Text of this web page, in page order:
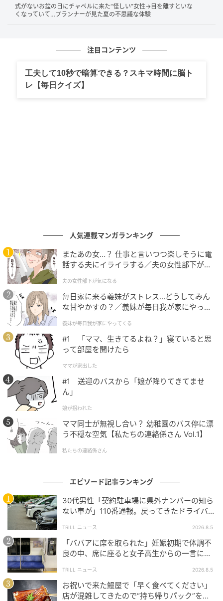
“子連れだから”は免罪符ではない
つく窓ガラス、座席周りに散らばる食べかす。謝罪の
一言もなく去っていったその家族に、Aさんの怒りはお
さまりませんでした。
けれど実際は、親は子どもそっちのけで大はしゃぎ。
胆したといいます。
子どもを理由にすべてを許す空気、ネット上でも少し
でも子連れを批判すれば「冷たい」「大人気ない」と
反論されることもある昨今。
公共の場では、さまざまな事情を持つ人々が共存して
います。予期せぬトラブルを防ぎ、誰もが気持ちよく
過ごすためには、思いやりやマナー、コミュニケーシ
ョンが不可欠なのではないでしょうか。
マナーは「立場」ではなく「思いやり」で測
るもの
Aさんの体験は、「誰かの特別な時間を、無神経な行
残してくれます。
子連れでも、そうでなくても、本来マナーとは「お互
いを思いやる心」が前提であるはず。
立場や状況に関係なく、「少しだけ譲ってもらえます
か？」というたった一言が、トラブルを回避し、誰か
の旅の思い出を守るカギになるかもしれません。
旅行も日常も、みんなが気持ちよく過ごせる場所であ
るために…小さな配慮を忘れずにいたいものです。
式がないお盆の日にチャペルに来た“怪しい”女性→目を離すといな
くなっていて…プランナーが見た夏の不思議な体験
注目コンテンツ
工夫して10秒で暗算できる？スキマ時間に脳ト
レ【毎日クイズ】
人気連載マンガランキング
またあの女…？ 仕事と言いつつ楽しそうに電
話する夫にイライラする／夫の女性部下が気
夫の女性部下が気になる
毎日家に来る義妹がストレス…どうしてみん
な甘やかすの？／義妹が毎日我が家にやって
が】
義妹が毎日我が家にやってくる
#1 「ママ、生きてるよね？」寝ていると思
って部屋を開けたら
ママが家出した
#1 送迎のバスから「娘が降りてきてませ
ん」
娘が拐われた
ママ同士が無視し合い？ 幼稚園のバス停に漂
う不穏な空気【私たちの連絡係さん Vol.1】
私たちの連絡係さん
エピソード記事ランキング
30代男性「契約駐車場に県外ナンバーの知ら
ない車が」110番通報。戻ってきたドライバー
TRILL ニュース 2026.8.5
「ババアに席を取られた」妊娠初期で体調不
良の中、席に座ると女子高生からの一言に
TRILL ニュース 2026.8.5
お祝いで来た鰻屋で「早く食べてください」
店が混雑してきたので“持ち帰りパック”を依